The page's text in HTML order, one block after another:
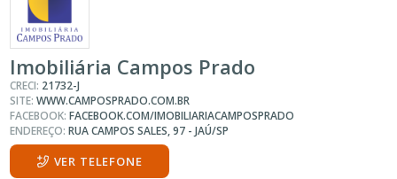
Imobiliária Campos Prado
CRECI: 21732-J
SITE:WWW.CAMPOSPRADO.COM.BR
FACEBOOK:FACEBOOK.COM/IMOBILIARIACAMPOSPRADO
ENDEREÇO:RUA CAMPOS SALES, 97 - JAÚ/SP
VER TELEFONE